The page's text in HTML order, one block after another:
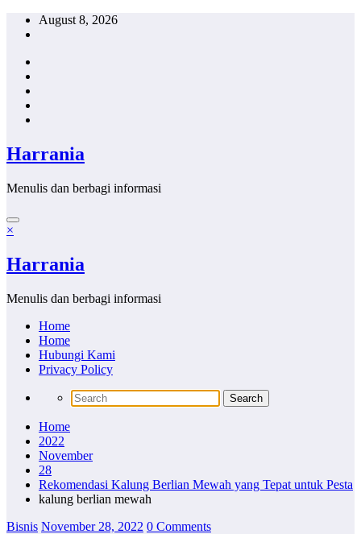
Skip
August 8, 2026
Harrania
Menulis dan berbagi informasi
×
Harrania
Menulis dan berbagi informasi
Home
Home
Hubungi Kami
Privacy Policy
Home
2022
November
28
Rekomendasi Kalung Berlian Mewah yang Tepat untuk Pesta
kalung berlian mewah
Bisnis November 28, 2022 0 Comments